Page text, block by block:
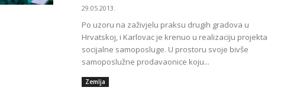
29.05.2013.
Po uzoru na zaživjelu praksu drugih gradova u
Hrvatskoj, i Karlovac je krenuo u realizaciju projekta
socijalne samoposluge. U prostoru svoje bivše
samoposlužne prodavaonice koju...
Zemlja